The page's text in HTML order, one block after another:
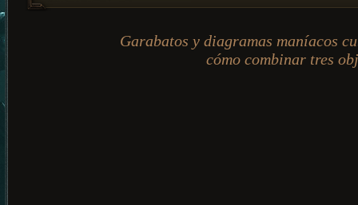
Garabatos y diagramas maníacos
cómo combinar tres